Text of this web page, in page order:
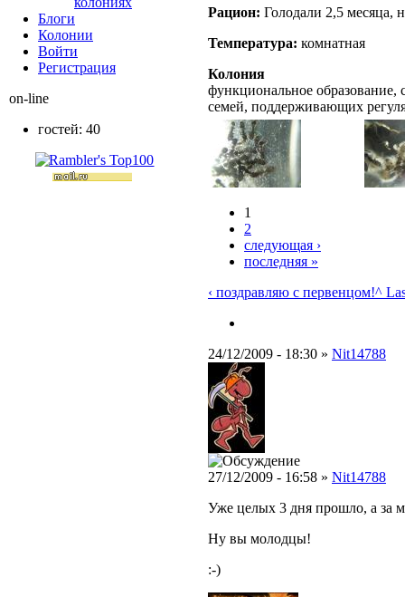
Рацион: Голодали 2,5 месяца,
Температура: комнатная
Колония
функциональное образование,
семей, поддерживающих
1
2
следующая ›
последняя »
‹ поздравляю с первенцом!^
24/12/2009 - 18:30 » Nit14788
27/12/2009 - 16:58 » Nit14788
Уже целых 3 дня прошло, а за
Ну вы молодцы!
:-)
Блоги
Колонии
Войти
Peгиcтpaция
on-line
гостей: 40